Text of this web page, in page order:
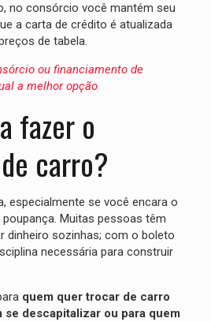
no consórcio você mantém seu
a carta de crédito é atualizada
de tabela.
ou financiamento de
a melhor opção
fazer o
carro?
especialmente se você encara o
Muitas pessoas têm
dinheiro sozinhas; com o boleto
necessária para construir
quem quer trocar de carro
descapitalizar ou para quem